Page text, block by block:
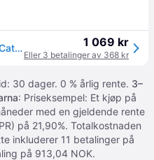
Royal Canin Sensible 33, Adult Cat,10 kg 1 069 kr
Eller 3 betalinger av 368 kr
30 dager. 0 % årlig rente. 3–
: Priseksempel: Et kjøp på
med en gjeldende rente
på 21,90%. Totalkostnaden
inkluderer 11 betalinger på
på 913,04 NOK.